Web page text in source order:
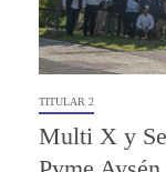
TITULAR 2
Multi X y